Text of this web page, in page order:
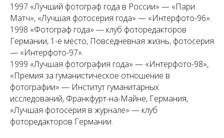
1997 «Лучший фотограф года в России» — «Пари
Матч», «Лучшая фотосерия года» — «Интерфото-96».
1998 «Фотограф года» — клуб фоторедакторов
Германии, 1-е место, Повседневная жизнь, фотосерия
— «Интерфото-97».
1999 «Лучшая фотография года» — «Интерфото-98»,
«Премия за гуманистическое отношение в
фотографии» — Институт гуманитарных
исследований, Франкфурт-на-Майне, Германия,
«Лучшая фотосерия в журнале» — клуб
фоторедакторов Германии.